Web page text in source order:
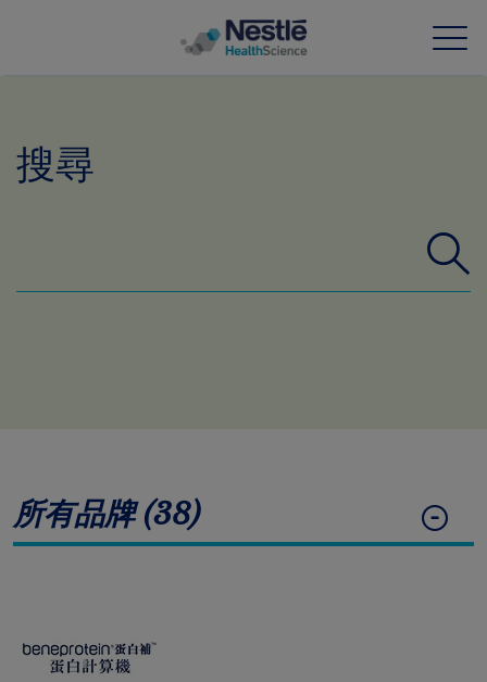
我們的專業
Contact revamp
Contact Us 聯絡我們
黑暗 / 明亮模式
搜尋
所有品牌 (38)